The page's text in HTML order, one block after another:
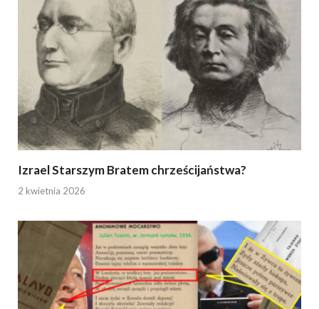
Izrael Starszym Bratem chrześcijaństwa?
2 kwietnia 2026